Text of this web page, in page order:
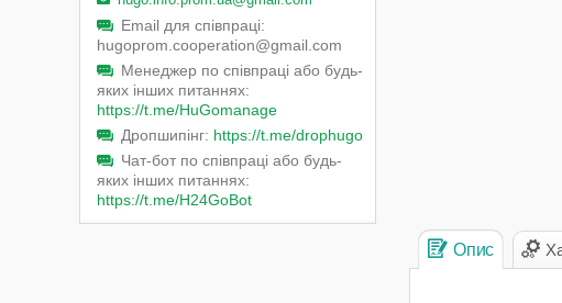
Опис
Email для співпраці
hugoprom.cooperation@gmail.com
Менеджер по співпраці або будь-
яких інших питаннях
https://t.me/HuGomanage
Дропшипінг https://t.me/drophugo
Чат-бот по співпраці або будь-
яких інших питаннях
https://t.me/H24GoBot